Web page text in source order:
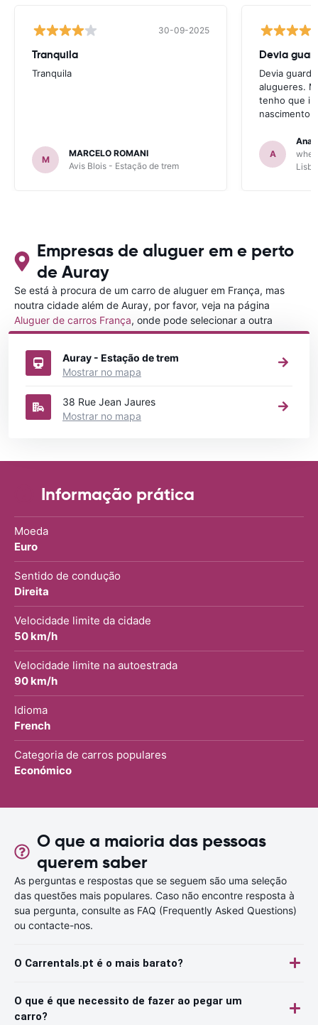
30-09-2025
Tranquila
Tranquila
M
MARCELO ROMANI
Avis Blois - Estação de trem
Devia
Devia
alugueres.
tenho que
nascimento
A
Ana
Empresas de aluguer em e perto
de Auray
Se está à procura de um carro de aluguer em França, mas
noutra cidade além de Auray, por favor, veja na página
Aluguer de carros França, onde pode selecionar a outra
cidade em França que gostaria de alugar um carro
Auray - Estação de trem
Mostrar no mapa
38 Rue Jean Jaures
Mostrar no mapa
Informação prática
Moeda
Euro
Sentido de condução
Direita
Velocidade limite da cidade
50 km/h
Velocidade limite na autoestrada
90 km/h
Idioma
French
Categoria de carros populares
Económico
O que a maioria das pessoas
querem saber
As perguntas e respostas que se seguem são uma seleção
das questões mais populares. Caso não encontre resposta à
sua pergunta, consulte as FAQ (Frequently Asked Questions)
ou contacte-nos.
O Carrentals.pt é o mais barato?
O que é que necessito de fazer ao pegar um
carro?